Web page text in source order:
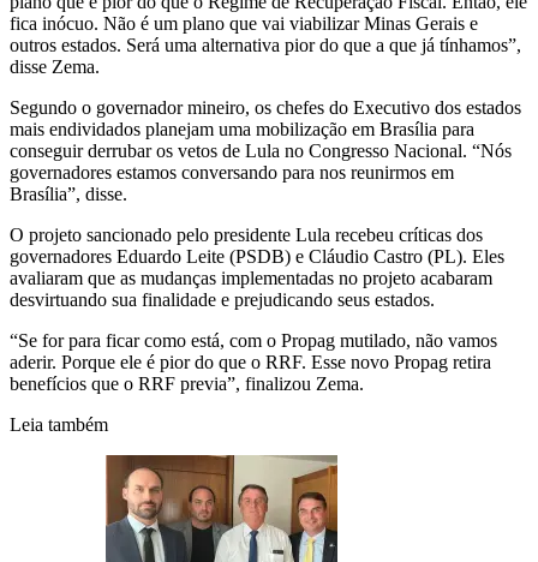
fica inócuo. Não é um plano que vai viabilizar Minas Gerais e
outros estados. Será uma alternativa pior do que a que já tínhamos”,
disse Zema.
Segundo o governador mineiro, os chefes do Executivo dos estados
mais endividados planejam uma mobilização em Brasília para
conseguir derrubar os vetos de Lula no Congresso Nacional. “Nós
governadores estamos conversando para nos reunirmos em
Brasília”, disse.
O projeto sancionado pelo presidente Lula recebeu críticas dos
governadores Eduardo Leite (PSDB) e Cláudio Castro (PL). Eles
avaliaram que as mudanças implementadas no projeto acabaram
desvirtuando sua finalidade e prejudicando seus estados.
“Se for para ficar como está, com o Propag mutilado, não vamos
aderir. Porque ele é pior do que o RRF. Esse novo Propag retira
benefícios que o RRF previa”, finalizou Zema.
Leia também